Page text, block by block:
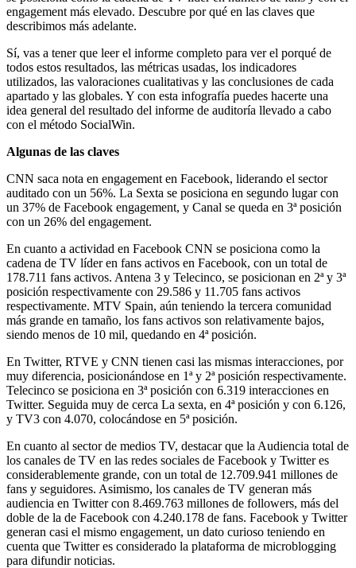
engagement más elevado. Descubre por qué en las claves que
describimos más adelante.
Sí, vas a tener que leer el informe completo para ver el porqué de
todos estos resultados, las métricas usadas, los indicadores
utilizados, las valoraciones cualitativas y las conclusiones de cada
apartado y las globales. Y con esta infografía puedes hacerte una
idea general del resultado del informe de auditoría llevado a cabo
con el método SocialWin.
Algunas de las claves
CNN saca nota en engagement en Facebook, liderando el sector
auditado con un 56%. La Sexta se posiciona en segundo lugar con
un 37% de Facebook engagement, y Canal se queda en 3ª posición
con un 26% del engagement.
En cuanto a actividad en Facebook CNN se posiciona como la
cadena de TV líder en fans activos en Facebook, con un total de
178.711 fans activos. Antena 3 y Telecinco, se posicionan en 2ª y 3ª
posición respectivamente con 29.586 y 11.705 fans activos
respectivamente. MTV Spain, aún teniendo la tercera comunidad
más grande en tamaño, los fans activos son relativamente bajos,
siendo menos de 10 mil, quedando en 4ª posición.
En Twitter, RTVE y CNN tienen casi las mismas interacciones, por
muy diferencia, posicionándose en 1ª y 2ª posición respectivamente.
Telecinco se posiciona en 3ª posición con 6.319 interacciones en
Twitter. Seguida muy de cerca La sexta, en 4ª posición y con 6.126,
y TV3 con 4.070, colocándose en 5ª posición.
En cuanto al sector de medios TV, destacar que la Audiencia total de
los canales de TV en las redes sociales de Facebook y Twitter es
considerablemente grande, con un total de 12.709.941 millones de
fans y seguidores. Asimismo, los canales de TV generan más
audiencia en Twitter con 8.469.763 millones de followers, más del
doble de la de Facebook con 4.240.178 de fans. Facebook y Twitter
generan casi el mismo engagement, un dato curioso teniendo en
cuenta que Twitter es considerado la plataforma de microblogging
para difundir noticias.